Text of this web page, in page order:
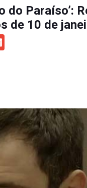
do Paraíso’:
de 10 de